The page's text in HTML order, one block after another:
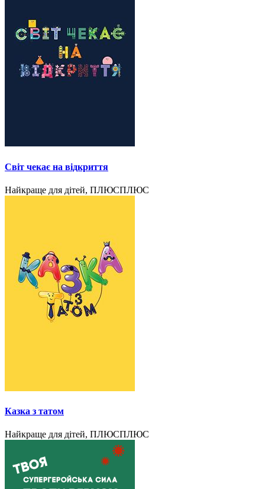
Світ чекає на відкриття
Найкраще для дітей, ПЛЮСПЛЮС
Казка з татом
Найкраще для дітей, ПЛЮСПЛЮС